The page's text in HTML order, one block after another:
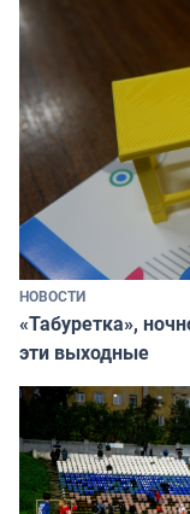
НОВОСТИ
«Табуретка»,
эти выходные